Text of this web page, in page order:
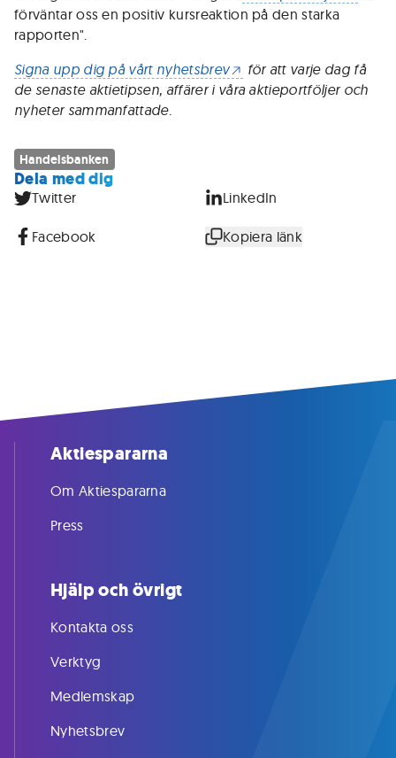
förväntar oss en positiv kursreaktion på den starka
rapporten".
Signa upp dig på vårt nyhetsbrev
för att varje dag få
de senaste aktietipsen, affärer i våra aktieportföljer och
nyheter sammanfattade.
Handelsbanken
Dela med dig
Twitter LinkedIn
Facebook Kopiera länk
Aktiespararna
Om Aktiespararna
Press
Hjälp och övrigt
Kontakta oss
Verktyg
Medlemskap
Nyhetsbrev